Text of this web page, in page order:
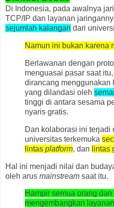
Di Indonesia, pada awalnya
TCP/IP dan layanan
sejumlah kalangan dari
Namun ini bukan karena
Berlawanan dengan
menguasai pasar saat
dirancang menggunakan
yang dilandasi oleh
tinggi di antara sesama
nyaris gratis.
Dan kolaborasi ini terjadi
universitas terkemuka
lintas platform, dan lintas
Hal ini menjadi nilai dan
oleh arus mainstream saat itu.
Hampir semua orang
mengembangkan